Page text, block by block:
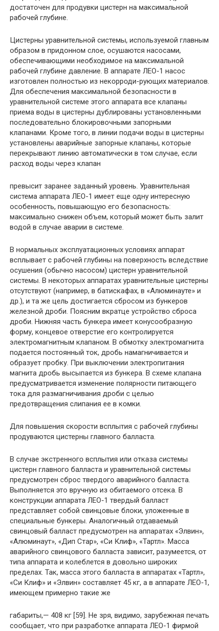
достаточен для продувки цистерн на максимальной
рабочей глубине.
Цистерны уравнительной системы, используемой главным
образом в придонном слое, осушаются насосами,
обеспечивающими необходимое на максимальной
рабочей глубине давление. В аппарате ЛЕО-1 насос
изготовлен полностью из некорроди-рующих материалов.
Для обеспечения максимальной безопасности в
уравнительной системе этого аппарата все клапаны
приема воды в цистерны дублированы установленными
последовательно блокировочными запорными
клапанами. Кроме того, в линии подачи воды в цистерны
установлены аварийные запорные клапаны, которые
перекрывают линию автоматически в том случае, если
расход воды через клапан
превысит заранее заданный уровень. Уравнительная
система аппарата ЛЕО-1 имеет еще одну интересную
особенность, повышающую его безопасность:
максимально снижен объем, который может быть залит
водой в случае аварии в системе.
В нормальных эксплуатационных условиях аппарат
всплывает с рабочей глубины на поверхность вследствие
осушения (обычно насосом) цистерн уравнительной
системы. В некоторых аппаратах уравнительные цистерны
отсутствуют (например, в батискафах, в «Алюминауте» и
др.), и та же цель достигается сбросом из бункеров
железной дроби. Поясним вкратце устройство сброса
дроби. Нижняя часть бункера имеет конусообразную
форму, концевое отверстие его контролируется
электромагнитным клапаном. В обмотку электромагнита
подается постоянный ток, дробь намагничивается и
образует пробку. При выключении электропитания
магнита дробь высыпается из бункера. В схеме клапана
предусматривается изменение полярности питающего
тока для размагничивания дроби с целью
предотвращения слипания ее в комки.
Для повышения скорости всплытия с рабочей глубины
продуваются цистерны главного балласта.
В случае экстренного всплытия или отказа системы
цистерн главного балласта и уравнительной системы
предусмотрен сброс твердого аварийного балласта.
Выполняется это вручную из обитаемого отсека. В
конструкции аппарата ЛЕО-1 твердый балласт
представляет собой свинцовые блоки, уложенные в
специальные бункеры. Аналогичный отдаваемый
свинцовый балласт предусмотрен на аппаратах «Элвин»,
«Алюминаут», «Дип Стар», «Си Клиф», «Тартл». Масса
аварийного свинцового балласта зависит, разумеется, от
типа аппарата и колеблется в довольно широких
пределах. Так, масса этого балласта в аппаратах «Тартл»,
«Си Клиф» и «Элвин» составляет 45 кг, а в аппарате ЛЕО-1,
имеющем примерно такие же
габариты,— 408 кг [59]. Не зря, видимо, зарубежная печать
сообщает, что при разработке аппарата ЛЕО-1 фирмой